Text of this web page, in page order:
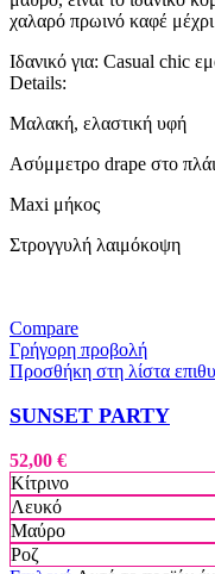
χαλαρό πρωινό καφέ
Ιδανικό για: Casual chic
Details:
Μαλακή, ελαστική υφή
Ασύμμετρο drape στο πλάι
Maxi μήκος
Στρογγυλή λαιμόκοψη
Compare
Γρήγορη προβολή
Προσθήκη στη λίστα
SUNSET PARTY
52,00 €
Κίτρινο
Λευκό
Μαύρο
Ροζ